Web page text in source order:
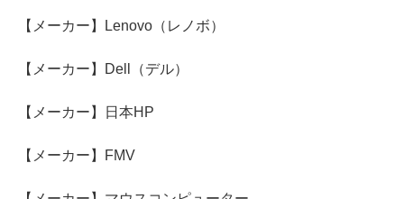
【メーカー】Lenovo（レノボ）
【メーカー】Dell（デル）
【メーカー】日本HP
【メーカー】FMV